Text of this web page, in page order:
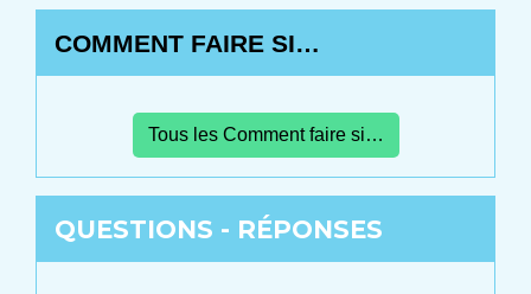
COMMENT FAIRE SI…
Tous les Comment faire si…
QUESTIONS - RÉPONSES